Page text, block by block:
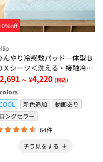
んやり冷感敷パッド一体型Ｂ
Ｘシーツ＜洗える・接触冷
・抗菌防臭・時短・家事楽・
ボックスシーツ・寝苦しさ対策
2,691 ～ ¥4,220 (税込)
colors
新色追加
動画あり
ロングセラー
64件
チラ見をする